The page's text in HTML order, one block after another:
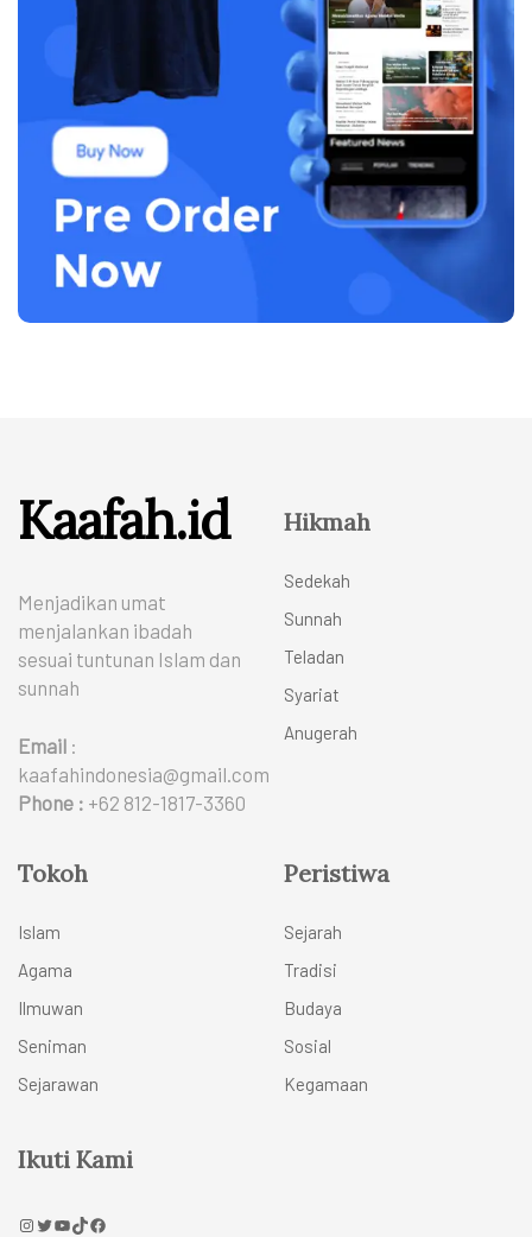
Kaafah.id
Menjadikan umat
menjalankan ibadah
sesuai tuntunan Islam dan
sunnah
Email :
kaafahindonesia@gmail.com
Phone : +62 812-1817-3360
Hikmah
Sedekah
Sunnah
Teladan
Syariat
Anugerah
Tokoh
Islam
Agama
Ilmuwan
Seniman
Sejarawan
Peristiwa
Sejarah
Tradisi
Budaya
Sosial
Kegamaan
Ikuti Kami